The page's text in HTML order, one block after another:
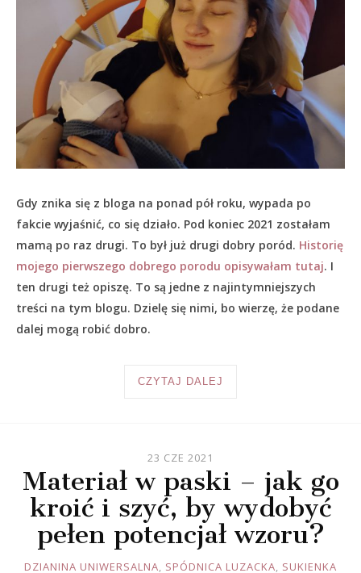
Gdy znika się z bloga na ponad pół roku, wypada po
fakcie wyjaśnić, co się działo. Pod koniec 2021 zostałam
mamą po raz drugi. To był już drugi dobry poród. Historię
mojego pierwszego dobrego porodu opisywałam tutaj. I
ten drugi też opiszę. To są jedne z najintymniejszych
treści na tym blogu. Dzielę się nimi, bo wierzę, że podane
dalej mogą robić dobro.
CZYTAJ DALEJ
23 CZE 2021
Materiał w paski – jak go
kroić i szyć, by wydobyć
pełen potencjał wzoru?
JOULE
DZIANINA UNIWERSALNA, SPÓDNICA LUZACKA, SUKIENKA